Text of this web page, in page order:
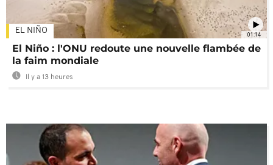
01:14
EL NIÑO
El Niño : l'ONU redoute une nouvelle flambée de
la faim mondiale
Il y a 13 heures